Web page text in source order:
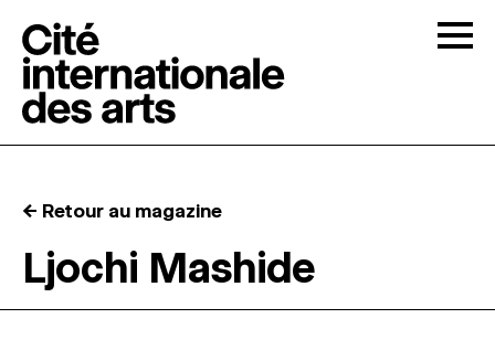
RÉSIDENCES ↓
← Retour au magazine
Ljochi Mashide